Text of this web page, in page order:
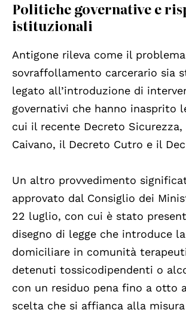
Politiche governative e
istituzionali
Antigone rileva come il
sovraffollamento carcerario sia
legato all’introduzione di
governativi che hanno inasprito
cui il recente Decreto
Caivano, il Decreto Cutro e il
Un altro provvedimento
approvato dal Consiglio dei
22 luglio, con cui è stato
disegno di legge che introduce
domiciliare in comunità
detenuti tossicodipendenti o
con un residuo pena fino a otto
scelta che si affianca alla